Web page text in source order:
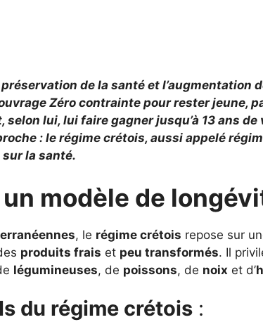
de la santé et l’augmentation
Zéro contrainte pour rester jeune,
lui, lui faire gagner jusqu’à 13 ans de
: le régime crétois, aussi appelé
la santé.
modèle de
, le régime crétois repose sur
produits frais et peu transformés. Il
légumineuses, de poissons, de noix et d’
du régime crétois :